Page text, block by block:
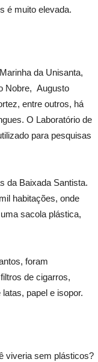
é muito elevada.
da Unisanta,
Nobre, Augusto
entre outros, há
O Laboratório de
para pesquisas
da Baixada Santista.
habitações, onde
sacola plástica,
foram
de cigarros,
papel e isopor.
viveria sem plásticos?